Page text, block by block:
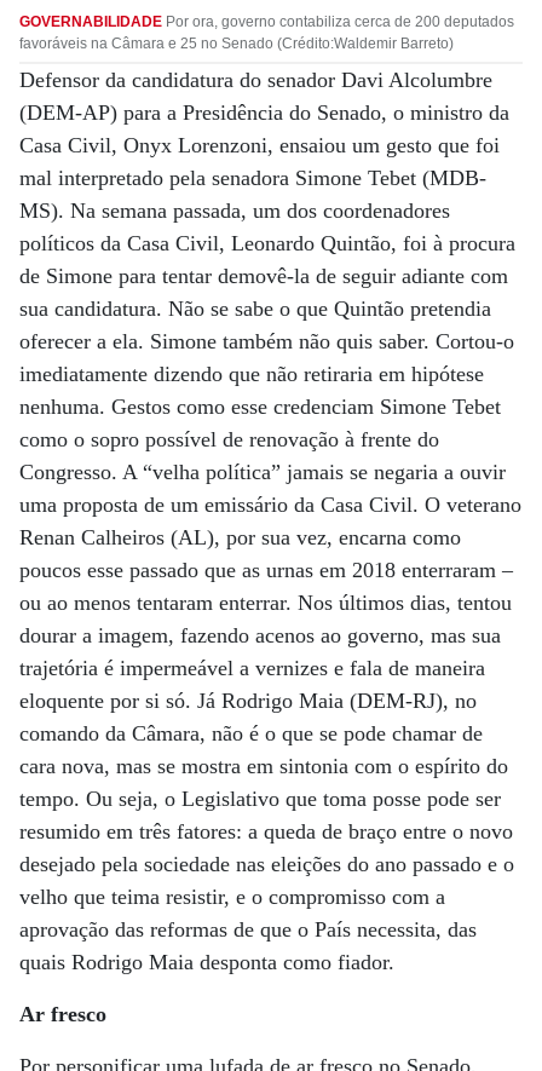
GOVERNABILIDADE Por ora, governo contabiliza cerca de 200 deputados
favoráveis na Câmara e 25 no Senado (Crédito:Waldemir Barreto)
Defensor da candidatura do senador Davi Alcolumbre
(DEM-AP) para a Presidência do Senado, o ministro da
Casa Civil, Onyx Lorenzoni, ensaiou um gesto que foi
mal interpretado pela senadora Simone Tebet (MDB-
MS). Na semana passada, um dos coordenadores
políticos da Casa Civil, Leonardo Quintão, foi à procura
de Simone para tentar demovê-la de seguir adiante com
sua candidatura. Não se sabe o que Quintão pretendia
oferecer a ela. Simone também não quis saber. Cortou-o
imediatamente dizendo que não retiraria em hipótese
nenhuma. Gestos como esse credenciam Simone Tebet
como o sopro possível de renovação à frente do
Congresso. A “velha política” jamais se negaria a ouvir
uma proposta de um emissário da Casa Civil. O veterano
Renan Calheiros (AL), por sua vez, encarna como
poucos esse passado que as urnas em 2018 enterraram –
ou ao menos tentaram enterrar. Nos últimos dias, tentou
dourar a imagem, fazendo acenos ao governo, mas sua
trajetória é impermeável a vernizes e fala de maneira
eloquente por si só. Já Rodrigo Maia (DEM-RJ), no
comando da Câmara, não é o que se pode chamar de
cara nova, mas se mostra em sintonia com o espírito do
tempo. Ou seja, o Legislativo que toma posse pode ser
resumido em três fatores: a queda de braço entre o novo
desejado pela sociedade nas eleições do ano passado e o
velho que teima resistir, e o compromisso com a
aprovação das reformas de que o País necessita, das
quais Rodrigo Maia desponta como fiador.
Ar fresco
Por personificar uma lufada de ar fresco no Senado,